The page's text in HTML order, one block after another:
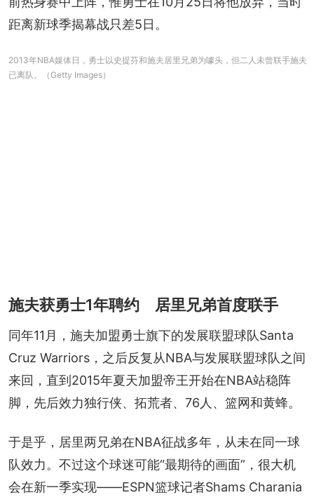
距离新球季揭幕战只差5日。
2013年NBA媒体日，勇士以史提芬和施夫居里兄弟为噱头，但二人未曾联手施夫
已离队。（Getty Images）
施夫获勇士1年聘约 居里兄弟首度联手
同年11月，施夫加盟勇士旗下的发展联盟球队Santa
Cruz Warriors，之后反复从NBA与发展联盟球队之间
来回，直到2015年夏天加盟帝王开始在NBA站稳阵
脚，先后效力独行侠、拓荒者、76人、篮网和黄蜂。
于是乎，居里两兄弟在NBA征战多年，从未在同一球
队效力。不过这个球迷可能“最期待的画面”，很大机
会在新一季实现——ESPN篮球记者Shams Charania